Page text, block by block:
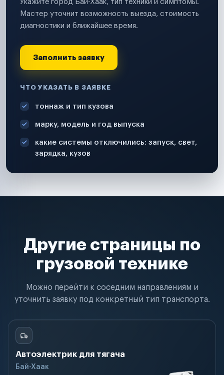
Укажите город Бай-Хаак, тип техники и симптомы.
Мастер уточнит возможность выезда, стоимость
диагностики и ближайшее время.
Заполнить заявку
ЧТО УКАЗАТЬ В ЗАЯВКЕ
тоннаж и тип кузова
марку, модель и год выпуска
какие системы отключились: запуск, свет,
зарядка, кузов
Другие страницы по
грузовой технике
Можно перейти к соседним направлениям и
уточнить заявку под конкретный тип транспорта.
Автоэлектрик для тягача
Бай-Хаак